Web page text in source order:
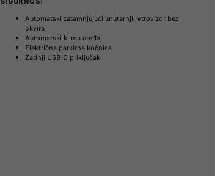
Automatski zatamnjujući unutarnji retrovizor bez
okvira
Automatski klima uređaj
Električna parkirna kočnica
Zadnji USB-C priključak